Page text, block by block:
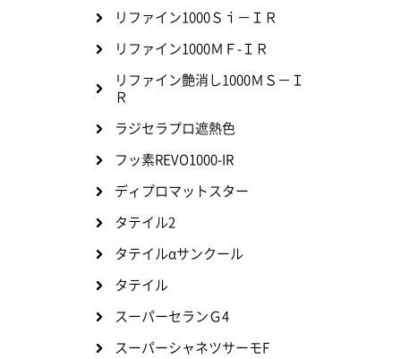
リファイン1000Ｓｉ－ＩＲ
リファイン1000ＭＦ-ＩＲ
リファイン艶消し1000ＭＳ－Ｉ
Ｒ
ラジセラプロ遮熱色
フッ素REVO1000-IR
ディプロマットスター
タテイル2
タテイルαサンクール
タテイル
スーパーセランＧ4
スーパーシャネツサーモF